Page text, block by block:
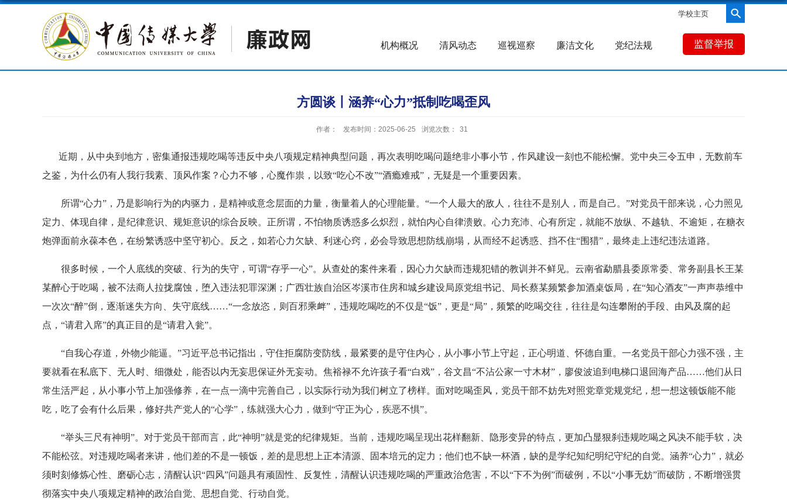
学校主页
机构概况 清风动态 巡视巡察 廉洁文化 党纪法规 监督举报
方圆谈丨涵养“心力”抵制吃喝歪风
作者： 发布时间：2025-06-25 浏览次数： 31
近期，从中央到地方，密集通报违规吃喝等违反中央八项规定精神典型问题，再次表明吃喝问题绝非小事小节，作风建设一刻也不能松懈。党中央三令五申，无数前车
之鉴，为什么仍有人我行我素、顶风作案？心力不够，心魔作祟，以致“吃心不改”“酒瘾难戒”，无疑是一个重要因素。
所谓“心力”，乃是影响行为的内驱力，是精神或意念层面的力量，衡量着人的心理能量。“一个人最大的敌人，往往不是别人，而是自己。”对党员干部来说，心力照见
定力、体现自律，是纪律意识、规矩意识的综合反映。正所谓，不怕物质诱惑多么炽烈，就怕内心自律溃败。心力充沛、心有所定，就能不放纵、不越轨、不逾矩，在糖衣
炮弹面前永葆本色，在纷繁诱惑中坚守初心。反之，如若心力欠缺、利迷心窍，必会导致思想防线崩塌，从而经不起诱惑、挡不住“围猎”，最终走上违纪违法道路。
很多时候，一个人底线的突破、行为的失守，可谓“存乎一心”。从查处的案件来看，因心力欠缺而违规犯错的教训并不鲜见。云南省勐腊县委原常委、常务副县长王某
某醉心于吃喝，被不法商人拉拢腐蚀，堕入违法犯罪深渊；广西壮族自治区岑溪市住房和城乡建设局原党组书记、局长蔡某频繁参加酒桌饭局，在“知心酒友”一声声恭维中
一次次“醉”倒，逐渐迷失方向、失守底线……“一念放恣，则百邪乘衅”，违规吃喝吃的不仅是“饭”，更是“局”，频繁的吃喝交往，往往是勾连攀附的手段、由风及腐的起
点，“请君入席”的真正目的是“请君入瓮”。
“自我心存道，外物少能逼。”习近平总书记指出，守住拒腐防变防线，最紧要的是守住内心，从小事小节上守起，正心明道、怀德自重。一名党员干部心力强不强，主
要就看在私底下、无人时、细微处，能否以内无妄思保证外无妄动。焦裕禄不允许孩子看“白戏”，谷文昌“不沾公家一寸木材”，廖俊波追到电梯口退回海产品……他们从日
常生活严起，从小事小节上加强修养，在一点一滴中完善自己，以实际行动为我们树立了榜样。面对吃喝歪风，党员干部不妨先对照党章党规党纪，想一想这顿饭能不能
吃，吃了会有什么后果，修好共产党人的“心学”，练就强大心力，做到“守正为心，疾恶不惧”。
“举头三尺有神明”。对于党员干部而言，此“神明”就是党的纪律规矩。当前，违规吃喝呈现出花样翻新、隐形变异的特点，更加凸显狠刹违规吃喝之风决不能手软，决
不能松弦。对违规吃喝者来讲，他们差的不是一顿饭，差的是思想上正本清源、固本培元的定力；他们也不缺一杯酒，缺的是学纪知纪明纪守纪的自觉。涵养“心力”，就必
须时刻修炼心性、磨砺心志，清醒认识“四风”问题具有顽固性、反复性，清醒认识违规吃喝的严重政治危害，不以“下不为例”而破例，不以“小事无妨”而破防，不断增强贯
彻落实中央八项规定精神的政治自觉、思想自觉、行动自觉。